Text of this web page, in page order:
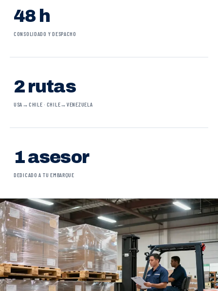
48 h
CONSOLIDADO Y DESPACHO
2 rutas
USA→CHILE · CHILE→VENEZUELA
1 asesor
DEDICADO A TU EMBARQUE